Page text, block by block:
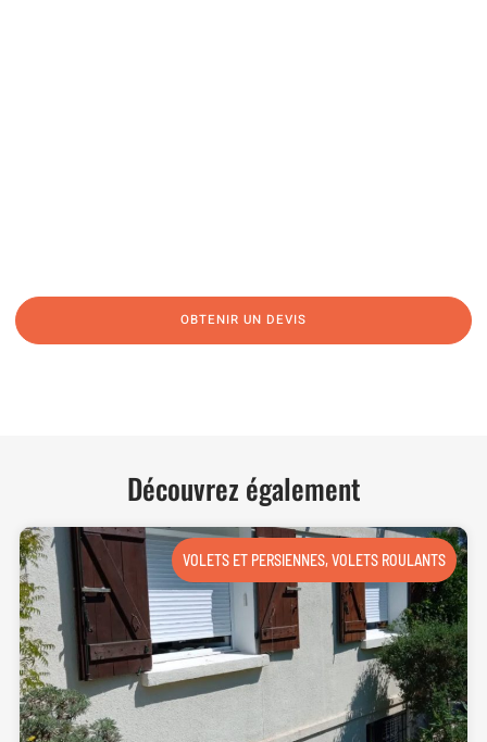
OBTENIR UN DEVIS
Découvrez également
VOLETS ET PERSIENNES,VOLETS ROULANTS